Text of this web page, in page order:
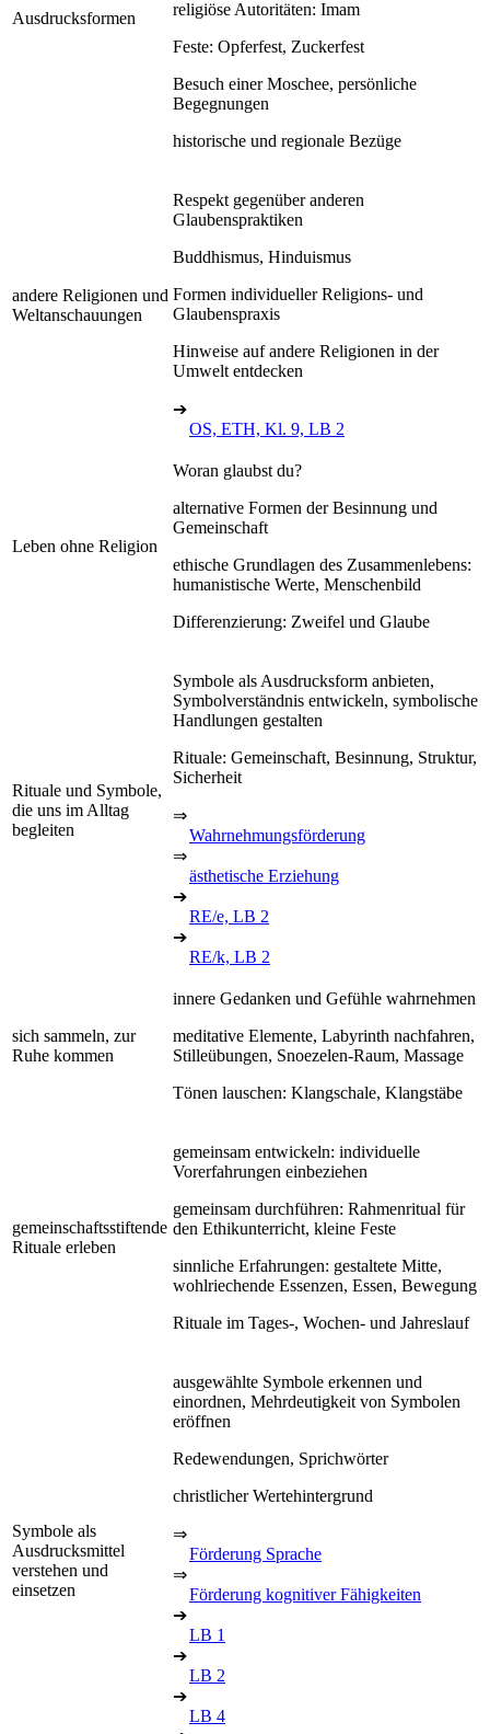
Ausdrucksformen
religiöse Autoritäten: Imam
Feste: Opferfest, Zuckerfest
Besuch einer Moschee, persönliche
Begegnungen
historische und regionale Bezüge
andere Religionen und
Weltanschauungen
Respekt gegenüber anderen
Glaubenspraktiken
Buddhismus, Hinduismus
Formen individueller Religions- und
Glaubenspraxis
Hinweise auf andere Religionen in der
Umwelt entdecken
➔
OS, ETH, Kl. 9, LB 2
Leben ohne Religion
Woran glaubst du?
alternative Formen der Besinnung und
Gemeinschaft
ethische Grundlagen des Zusammenlebens:
humanistische Werte, Menschenbild
Differenzierung: Zweifel und Glaube
Rituale und Symbole,
die uns im Alltag
begleiten
Symbole als Ausdrucksform anbieten,
Symbolverständnis entwickeln, symbolische
Handlungen gestalten
Rituale: Gemeinschaft, Besinnung, Struktur,
Sicherheit
⇒
Wahrnehmungsförderung
⇒
ästhetische Erziehung
➔
RE/e, LB 2
➔
RE/k, LB 2
sich sammeln, zur
Ruhe kommen
innere Gedanken und Gefühle wahrnehmen
meditative Elemente, Labyrinth nachfahren,
Stilleübungen, Snoezelen-Raum, Massage
Tönen lauschen: Klangschale, Klangstäbe
gemeinschaftsstiftende
Rituale erleben
gemeinsam entwickeln: individuelle
Vorerfahrungen einbeziehen
gemeinsam durchführen: Rahmenritual für
den Ethikunterricht, kleine Feste
sinnliche Erfahrungen: gestaltete Mitte,
wohlriechende Essenzen, Essen, Bewegung
Rituale im Tages-, Wochen- und Jahreslauf
Symbole als
Ausdrucksmittel
verstehen und
einsetzen
ausgewählte Symbole erkennen und
einordnen, Mehrdeutigkeit von Symbolen
eröffnen
Redewendungen, Sprichwörter
christlicher Wertehintergrund
⇒
Förderung Sprache
⇒
Förderung kognitiver Fähigkeiten
➔
LB 1
➔
LB 2
➔
LB 4